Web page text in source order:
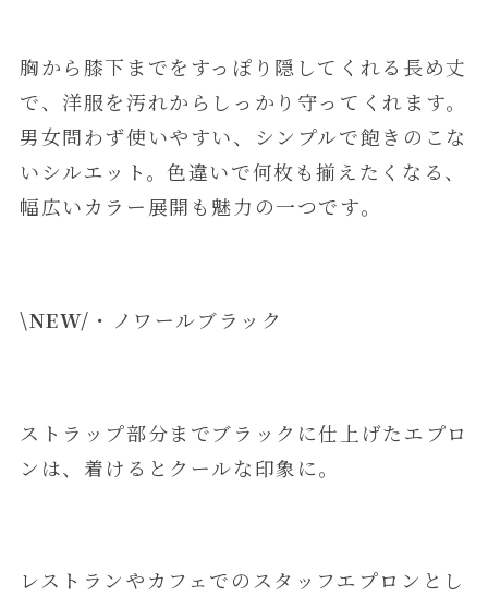
胸から膝下までをすっぽり隠してくれる長め丈
で、洋服を汚れからしっかり守ってくれます。
男女問わず使いやすい、シンプルで飽きのこな
いシルエット。色違いで何枚も揃えたくなる、
幅広いカラー展開も魅力の一つです。
\NEW/ ・ノワールブラック
ストラップ部分までブラックに仕上げたエプロ
ンは、着けるとクールな印象に。
レストランやカフェでのスタッフエプロンとし